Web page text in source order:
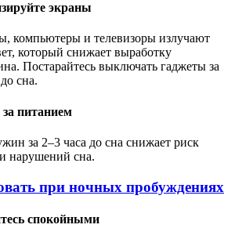
экраны
компьютеры и телевизоры излучают
который снижает выработку
Постарайтесь выключать гаджеты за
сна.
питанием
за 2–3 часа до сна снижает риск
нарушений сна.
при ночных пробуждениях
спокойными